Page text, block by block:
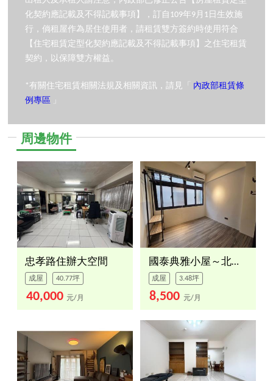
化契約應記載及不得記載事項】，訂自109年9月1日生效施
行，倘租屋作為居住使用者，請租賃雙方簽約時使用符合
【住宅租賃定型化契約應記載及不得記載事項】之住宅租賃
契約，以保障雙方權益。
*有關住宅租賃相關法規及相關資訊，請見「 內政部租賃條
例專區 」
周邊物件
忠孝路住辦大空間
成屋 40.77坪
40,000 元/月
國泰典雅小屋～北漂首選
成屋 3.48坪
8,500 元/月